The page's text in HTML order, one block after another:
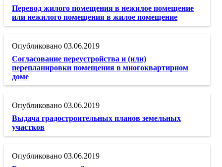
Перевод жилого помещения в нежилое помещение
или нежилого помещения в жилое помещение
03.06.2019
Согласование переустройства и (или)
перепланировки помещения в многоквартирном
доме
03.06.2019
Выдача градостроительных планов земельных
участков
03.06.2019